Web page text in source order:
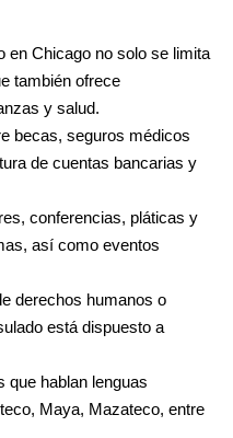
en Chicago no solo se limita
también ofrece
y salud.
becas, seguros médicos
de cuentas bancarias y
conferencias, pláticas y
así como eventos
derechos humanos o
está dispuesto a
que hablan lenguas
Maya, Mazateco, entre